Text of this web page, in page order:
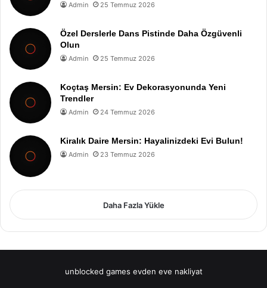
Admin 25 Temmuz 2026
Özel Derslerle Dans Pistinde Daha Özgüvenli
Olun
Admin 25 Temmuz 2026
Koçtaş Mersin: Ev Dekorasyonunda Yeni
Trendler
Admin 24 Temmuz 2026
Kiralık Daire Mersin: Hayalinizdeki Evi Bulun!
Admin 23 Temmuz 2026
Daha Fazla Yükle
unblocked games evden eve nakliyat